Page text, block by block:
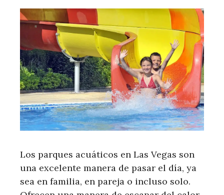
Los parques acuáticos en Las Vegas son
una excelente manera de pasar el día, ya
sea en familia, en pareja o incluso solo.